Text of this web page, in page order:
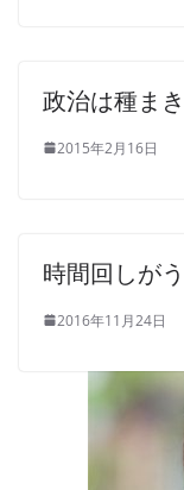
政治は種ま
2015年2月16日
時間回しが
2016年11月24日